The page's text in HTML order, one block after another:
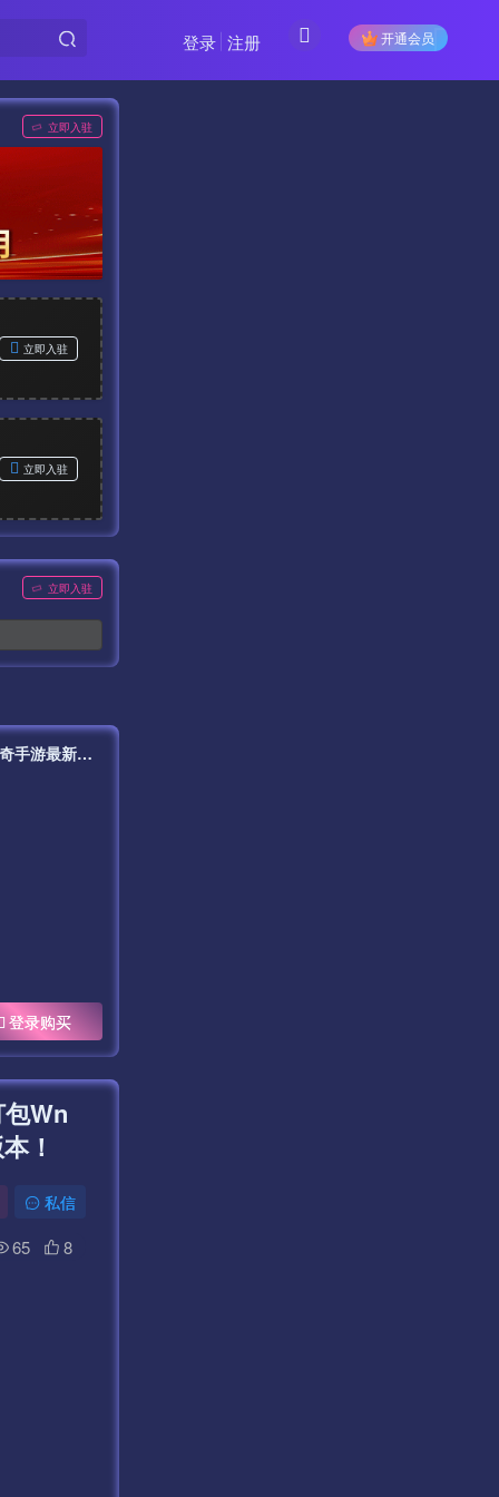
开通会员
登录 注册
立即入驻
立即入驻
立即入驻
立即入驻
【传奇手游之1.76复古赤月传奇原始底板】站长推荐经典三职业战神引擎传奇手游最新打包Wn服务端源码视频架设教程-新版多功能GM授权后台-GM直冲网页后台-安卓苹果IOS双端版本！
登录购买
Wn
！
私信
65 8